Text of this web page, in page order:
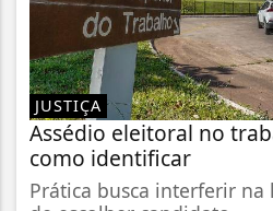
JUSTIÇA
Assédio eleitoral no
como identificar
Prática busca interferir